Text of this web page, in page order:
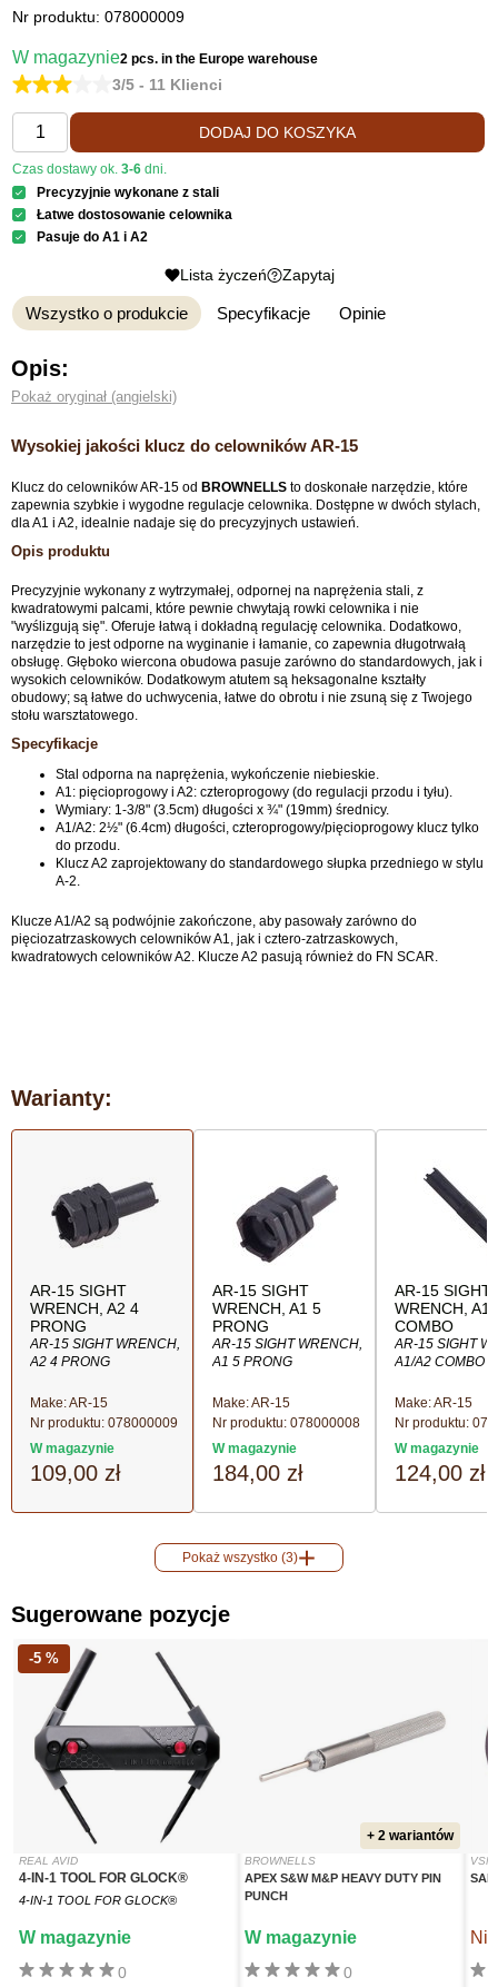
Nr produktu:078000009
W magazynie2 pcs. in the Europe warehouse
3/5 - 11 Klienci
DODAJ DO KOSZYKA
Czas dostawy ok.3-6 dni.
Precyzyjnie wykonane z stali
Łatwe dostosowanie celownika
Pasuje do A1 i A2
Lista życzeń Zapytaj
Wszystko o produkcie Specyfikacje Opinie
Opis:
Pokaż oryginał (angielski)
Wysokiej jakości klucz do celowników AR-15
Klucz do celowników AR-15 od BROWNELLS to doskonałe narzędzie, które
zapewnia szybkie i wygodne regulacje celownika. Dostępne w dwóch stylach,
dla A1 i A2, idealnie nadaje się do precyzyjnych ustawień.
Opis produktu
Precyzyjnie wykonany z wytrzymałej, odpornej na naprężenia stali, z
kwadratowymi palcami, które pewnie chwytają rowki celownika i nie
"wyślizgują się". Oferuje łatwą i dokładną regulację celownika. Dodatkowo,
narzędzie to jest odporne na wyginanie i łamanie, co zapewnia długotrwałą
obsługę. Głęboko wiercona obudowa pasuje zarówno do standardowych, jak i
wysokich celowników. Dodatkowym atutem są heksagonalne kształty
obudowy; są łatwe do uchwycenia, łatwe do obrotu i nie zsuną się z Twojego
stołu warsztatowego.
Specyfikacje
Stal odporna na naprężenia, wykończenie niebieskie.
A1: pięcioprogowy i A2: czteroprogowy (do regulacji przodu i tyłu).
Wymiary: 1-3/8" (3.5cm) długości x ¾" (19mm) średnicy.
A1/A2: 2½" (6.4cm) długości, czteroprogowy/pięcioprogowy klucz tylko
do przodu.
Klucz A2 zaprojektowany do standardowego słupka przedniego w stylu
A-2.
Klucze A1/A2 są podwójnie zakończone, aby pasowały zarówno do
pięciozatrzaskowych celowników A1, jak i cztero-zatrzaskowych,
kwadratowych celowników A2. Klucze A2 pasują również do FN SCAR.
Warianty:
AR-15 SIGHT
WRENCH, A2 4
PRONG
AR-15 SIGHT WRENCH,
A2 4 PRONG
Make: AR-15
Nr produktu: 078000009
W magazynie
109,00 zł
AR-15 SIGHT
WRENCH, A1 5
PRONG
AR-15 SIGHT WRENCH,
A1 5 PRONG
Make: AR-15
Nr produktu: 078000008
W magazynie
184,00 zł
AR-15 SIGHT
WRENCH, A1/
COMBO
AR-15 SIGHT
A1/A2 COMBO
Make: AR-15
Nr produktu:
W magazynie
124,00 zł
Pokaż wszystko (3)
Sugerowane pozycje
-5 %
REAL AVID
4-IN-1 TOOL FOR GLOCK®
4-IN-1 TOOL FOR GLOCK®
0
W magazynie
+ 2 wariantów
BROWNELLS
APEX S&W M&P HEAVY DUTY PIN
PUNCH
0
W magazynie
VSM